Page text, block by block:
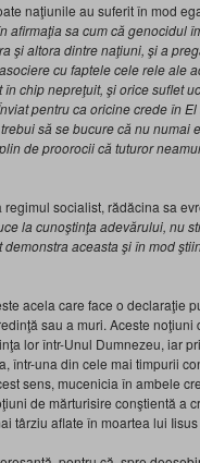
naţiunile au suferit în mod
afirmaţia sa cum că genocidul
şi altora dintre naţiuni, şi a
cu faptele cele rele ale
chip nepreţuit, şi orice suflet
pentru ca oricine crede în
să se bucure că nu numai
de proorocii că tuturor
socialist, rădăcina sa
la cunoştinţa adevărului, nu
demonstra aceastaşi în mod
acela care face o declaraţie
sau a muri. Aceste
lor într-Unul Dumnezeu, iar
într-una din cele mai timpurii
sens, mucenicia în ambele
de mărturisire conştientă a
târziu aflate în moartea lui Iisus